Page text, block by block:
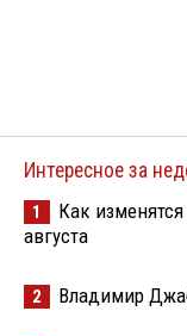
Интересное за
1
Как
августа
2 Владимир